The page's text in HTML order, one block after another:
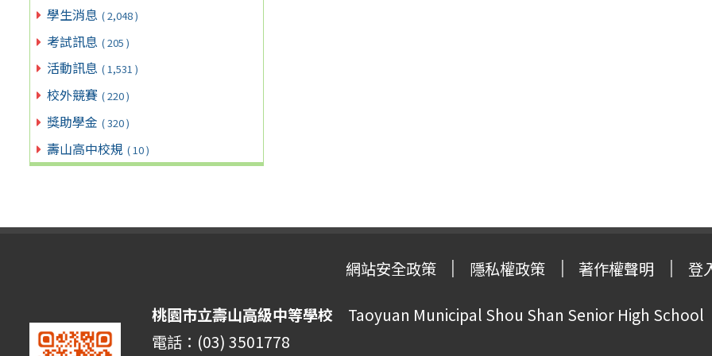
學生消息 ( 2,048 )
考試訊息 ( 205 )
活動訊息 ( 1,531 )
校外競賽 ( 220 )
獎助學金 ( 320 )
壽山高中校規 ( 10 )
網站安全政策 隱私權政策 著作權聲明 登
桃園市立壽山高級中等學校 Taoyuan Municipal Shou Shan Senior High School
電話：(03) 3501778